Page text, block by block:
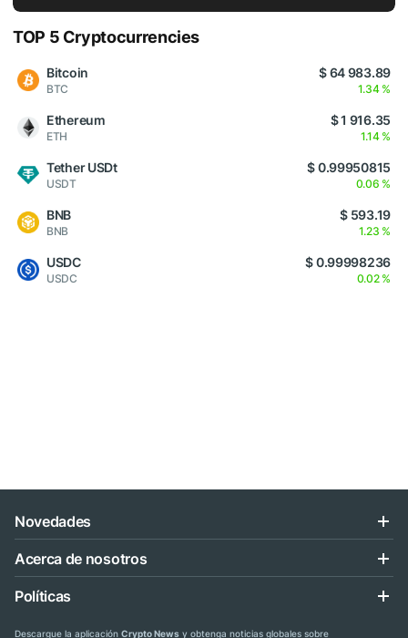
TOP 5 Cryptocurrencies
Bitcoin
BTC
$ 64 983.89
1.34 %
Ethereum
ETH
$ 1 916.35
1.14 %
Tether USDt
USDT
$ 0.99950815
0.06 %
BNB
BNB
$ 593.19
1.23 %
USDC
USDC
$ 0.99998236
0.02 %
Novedades
Acerca de nosotros
Políticas
Descargue la aplicación Crypto News y obtenga noticias globales sobre